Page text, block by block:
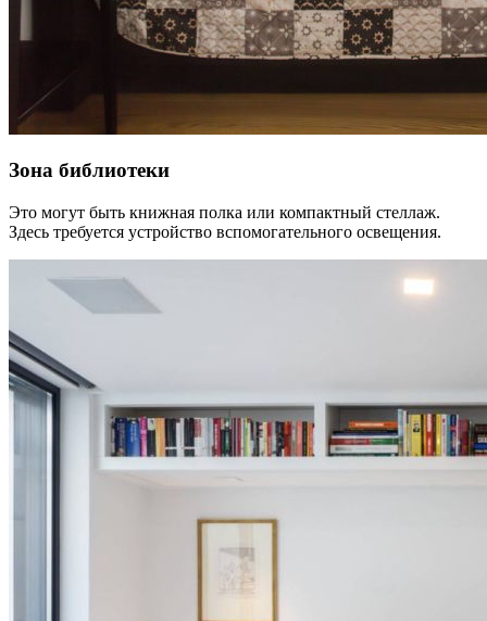
Зона библиотеки
Это могут быть книжная полка или компактный стеллаж.
Здесь требуется устройство вспомогательного освещения.